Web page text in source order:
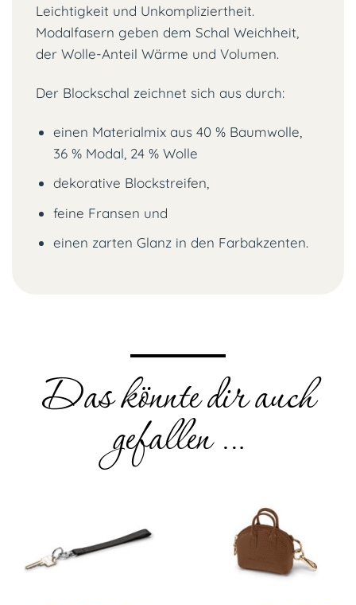
Leichtigkeit und Unkompliziertheit.
Modalfasern geben dem Schal Weichheit,
der Wolle-Anteil Wärme und Volumen.
Der Blockschal zeichnet sich aus durch:
einen Materialmix aus 40 % Baumwolle,
36 % Modal, 24 % Wolle
dekorative Blockstreifen,
feine Fransen und
einen zarten Glanz in den Farbakzenten.
Das könnte dir auch
gefallen …